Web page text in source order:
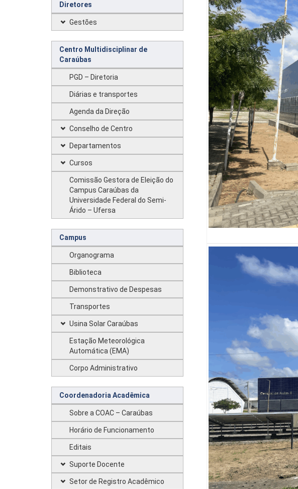
Diretores
Gestões
Centro Multidisciplinar de
Caraúbas
PGD – Diretoria
Diárias e transportes
Agenda da Direção
Conselho de Centro
Departamentos
Cursos
Comissão Gestora de Eleição do
Campus Caraúbas da
Universidade Federal do Semi-
Árido – Ufersa
Campus
Organograma
Biblioteca
Demonstrativo de Despesas
Transportes
Usina Solar Caraúbas
Estação Meteorológica
Automática (EMA)
Corpo Administrativo
Coordenadoria Acadêmica
Sobre a COAC – Caraúbas
Horário de Funcionamento
Editais
Suporte Docente
Setor de Registro Acadêmico